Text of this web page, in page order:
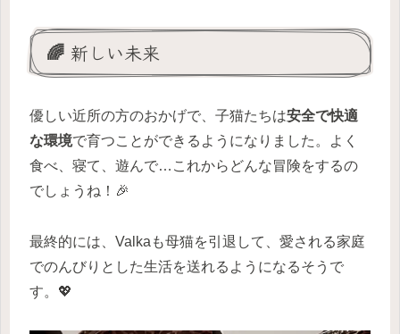
🌈 新しい未来
優しい近所の方のおかげで、子猫たちは安全で快適
な環境で育つことができるようになりました。よく
食べ、寝て、遊んで…これからどんな冒険をするの
でしょうね！🎉
最終的には、Valkaも母猫を引退して、愛される家庭
でのんびりとした生活を送れるようになるそうで
す。💖